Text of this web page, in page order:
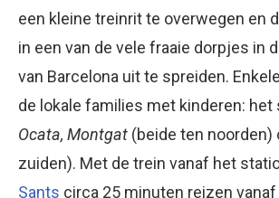
een kleine treinrit te overwegen en
in een van de vele fraaie dorpjes in
van Barcelona uit te spreiden.
de lokale families met kinderen: het
Ocata, Montgat (beide ten noorden)
zuiden). Met de trein vanaf het
Sants circa 25 minuten reizen